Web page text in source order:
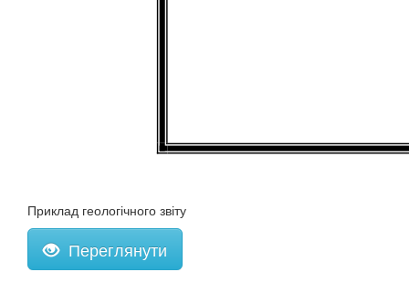
Приклад геологічного звіту
Переглянути